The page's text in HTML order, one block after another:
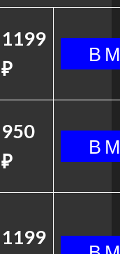
1199
₽
950
₽
1199